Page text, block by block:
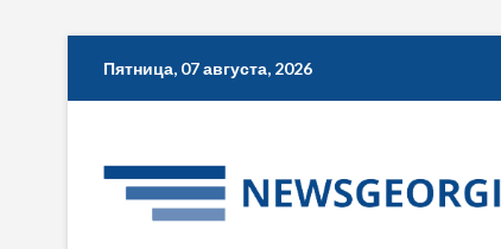
Пятница, 07 августа, 2026